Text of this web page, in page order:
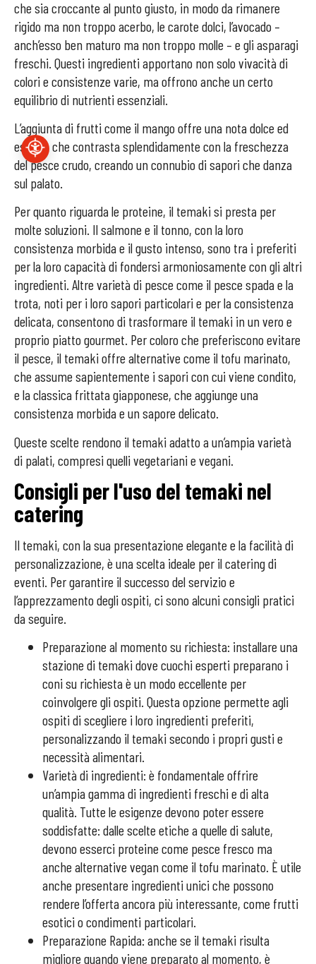
che sia croccante al punto giusto, in modo da rimanere
rigido ma non troppo acerbo, le carote dolci, l’avocado –
anch’esso ben maturo ma non troppo molle – e gli asparagi
freschi. Questi ingredienti apportano non solo vivacità di
colori e consistenze varie, ma offrono anche un certo
equilibrio di nutrienti essenziali.
L’aggiunta di frutti come il mango offre una nota dolce ed
esotica che contrasta splendidamente con la freschezza
del pesce crudo, creando un connubio di sapori che danza
sul palato.
Per quanto riguarda le proteine, il temaki si presta per
molte soluzioni. Il salmone e il tonno, con la loro
consistenza morbida e il gusto intenso, sono tra i preferiti
per la loro capacità di fondersi armoniosamente con gli altri
ingredienti. Altre varietà di pesce come il pesce spada e la
trota, noti per i loro sapori particolari e per la consistenza
delicata, consentono di trasformare il temaki in un vero e
proprio piatto gourmet. Per coloro che preferiscono evitare
il pesce, il temaki offre alternative come il tofu marinato,
che assume sapientemente i sapori con cui viene condito,
e la classica frittata giapponese, che aggiunge una
consistenza morbida e un sapore delicato.
Queste scelte rendono il temaki adatto a un’ampia varietà
di palati, compresi quelli vegetariani e vegani.
Consigli per l'uso del temaki nel
catering
Il temaki, con la sua presentazione elegante e la facilità di
personalizzazione, è una scelta ideale per il catering di
eventi. Per garantire il successo del servizio e
l’apprezzamento degli ospiti, ci sono alcuni consigli pratici
da seguire.
Preparazione al momento su richiesta: installare una
stazione di temaki dove cuochi esperti preparano i
coni su richiesta è un modo eccellente per
coinvolgere gli ospiti. Questa opzione permette agli
ospiti di scegliere i loro ingredienti preferiti,
personalizzando il temaki secondo i propri gusti e
necessità alimentari.
Varietà di ingredienti: è fondamentale offrire
un’ampia gamma di ingredienti freschi e di alta
qualità. Tutte le esigenze devono poter essere
soddisfatte: dalle scelte etiche a quelle di salute,
devono esserci proteine come pesce fresco ma
anche alternative vegan come il tofu marinato. È utile
anche presentare ingredienti unici che possono
rendere l’offerta ancora più interessante, come frutti
esotici o condimenti particolari.
Preparazione Rapida: anche se il temaki risulta
migliore quando viene preparato al momento, è